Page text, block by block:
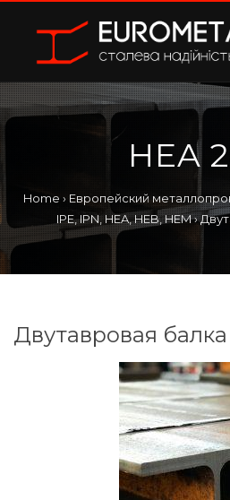
HEA
Home › Европейский
IPE, IPN, HEA, HEB, HEM›
Двутавровая